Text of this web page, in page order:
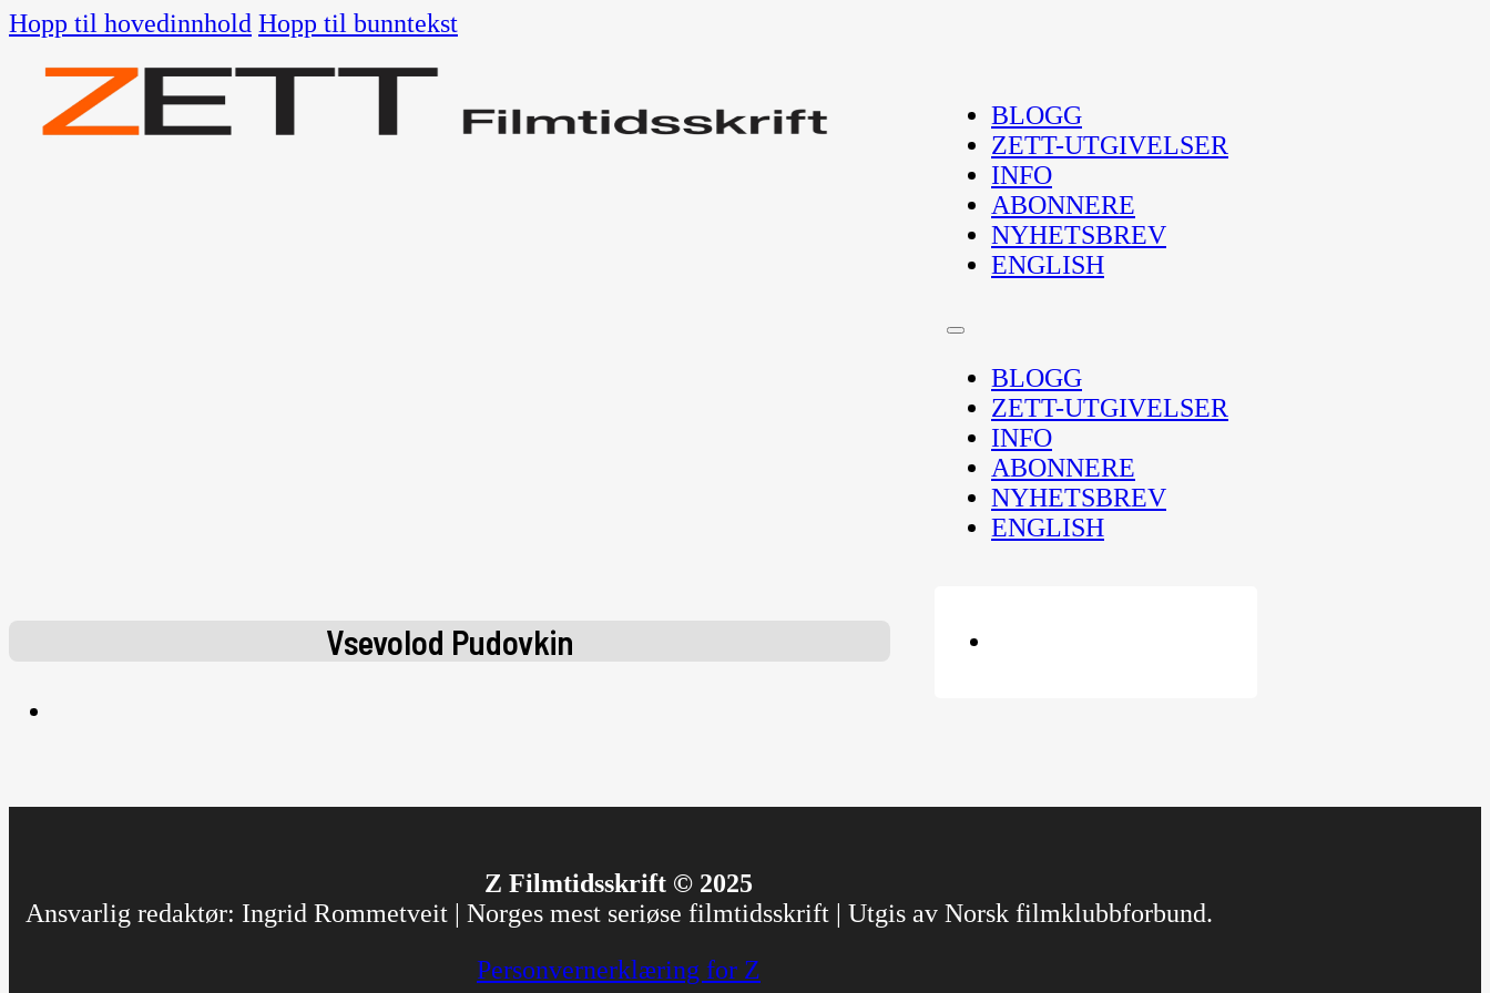
Hopp til hovedinnhold Hopp til bunntekst
BLOGG
ZETT-UTGIVELSER
INFO
ABONNERE
NYHETSBREV
ENGLISH
BLOGG
ZETT-UTGIVELSER
INFO
ABONNERE
NYHETSBREV
ENGLISH
Vsevolod Pudovkin
Z Filmtidsskrift © 2025
Ansvarlig redaktør: Ingrid Rommetveit | Norges mest seriøse filmtidsskrift | Utgis av Norsk filmklubbforbund.
Personvernerklæring for Z